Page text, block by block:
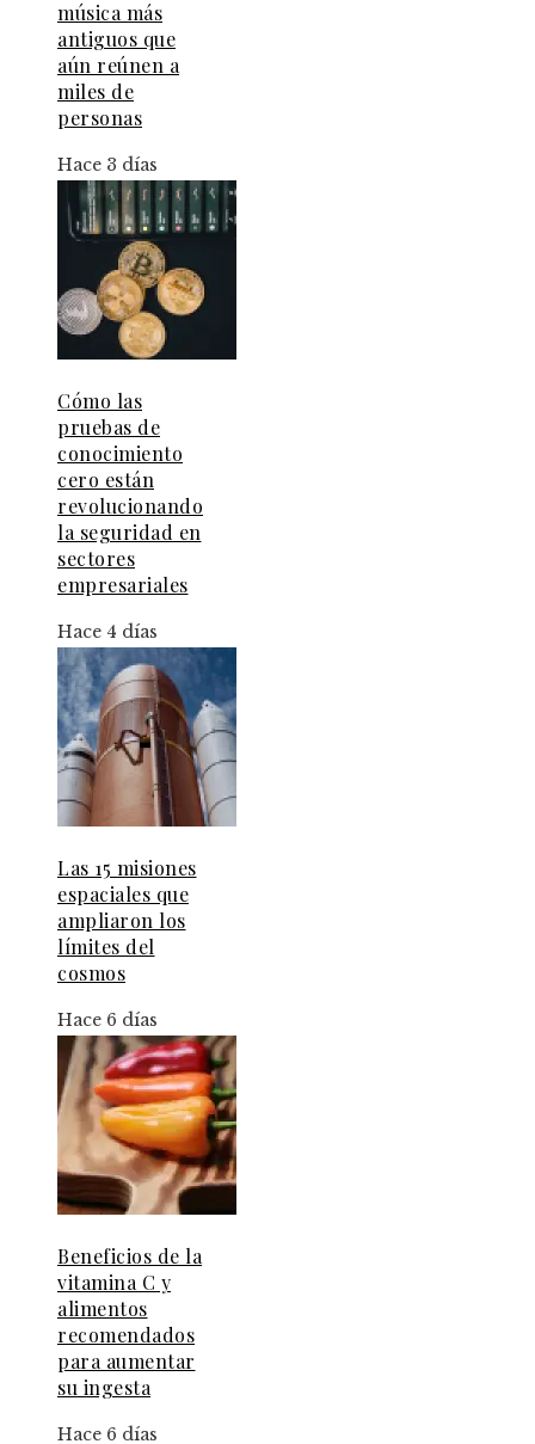
música más
antiguos que
aún reúnen a
miles de
personas
Hace 3 días
Cómo las
pruebas de
conocimiento
cero están
revolucionando
la seguridad en
sectores
empresariales
Hace 4 días
Las 15 misiones
espaciales que
ampliaron los
límites del
cosmos
Hace 6 días
Beneficios de la
vitamina C y
alimentos
recomendados
para aumentar
su ingesta
Hace 6 días